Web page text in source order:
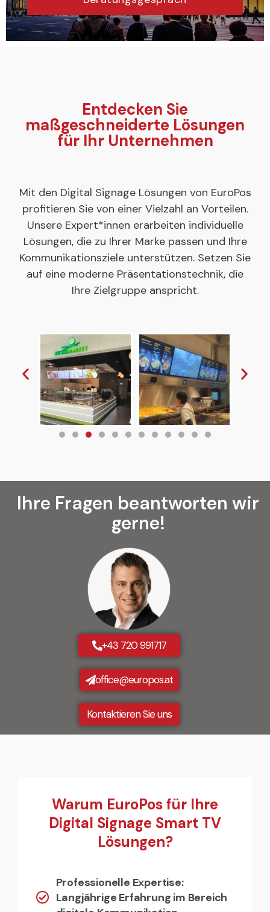
Entdecken Sie
maßgeschneiderte Lösungen
für Ihr Unternehmen
Mit den Digital Signage Lösungen von EuroPos
profitieren Sie von einer Vielzahl an Vorteilen.
Unsere Expert*innen erarbeiten individuelle
Lösungen, die zu Ihrer Marke passen und Ihre
Kommunikationsziele unterstützen. Setzen Sie
auf eine moderne Präsentationstechnik, die
Ihre Zielgruppe anspricht.
Ihre Fragen beantworten wir
gerne!
+43 720 991717
office@europos.at
Kontaktieren Sie uns
Warum EuroPos für Ihre
Digital Signage Smart TV
Lösungen?
Professionelle Expertise:
Langjährige Erfahrung im Bereich